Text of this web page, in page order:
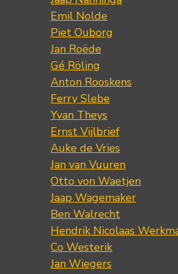
Emil Nolde
Piet Ouborg
Jan Roëde
Gé Röling
Anton Rooskens
Ferry Slebe
Yvan Theys
Ernst Vijlbrief
Auke de Vries
Jan van Vuuren
Otto von Waetjen
Jaap Wagemaker
Ben Walrecht
Hendrik Nicolaas
Co Westerik
Jan Wiegers